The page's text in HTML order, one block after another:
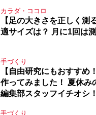
カラダ・ココロ
【足の大きさを正しく測
適サイズは？ 月に1回は
手づくり
【自由研究にもおすすめ
作ってみました！ 夏休み
編集部スタッフイチオシ！
手づくり